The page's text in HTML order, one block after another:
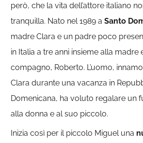
però, che la vita dell’attore italiano
tranquilla. Nato nel 1989 a Santo
madre Clara e un padre poco
in Italia a tre anni insieme alla madre
compagno, Roberto. L’uomo,
Clara durante una vacanza in
Domenicana, ha voluto regalare un
alla donna e al suo piccolo.
Inizia così per il piccolo Miguel una